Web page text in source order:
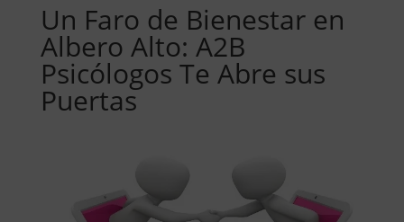
Un Faro de Bienestar en
Albero Alto: A2B
Psicólogos Te Abre sus
Puertas